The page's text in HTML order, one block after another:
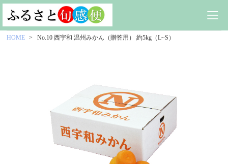
HOME No.10 西宇和 温州みかん（贈答用） 約5kg（L~S）